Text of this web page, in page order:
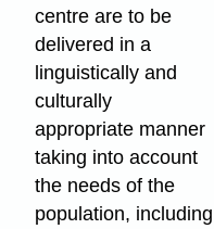
centre are to be
delivered in a
linguistically and
culturally
appropriate manner
taking into account
the needs of the
population, including